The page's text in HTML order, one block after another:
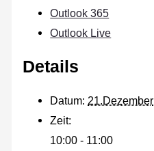
Outlook 365
Outlook Live
Details
Datum: 21.Dezember
Zeit:
10:00 - 11:00